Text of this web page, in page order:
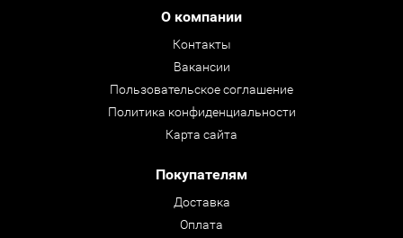
О компании
Контакты
Вакансии
Пользовательское соглашение
Политика конфиденциальности
Карта сайта
Покупателям
Доставка
Оплата